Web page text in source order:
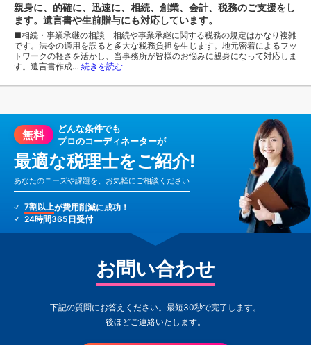
親身に、的確に、迅速に、相続、創業、会計、税務のご支援をし
ます。遺言書や生前贈与にも対応しています。
■相続・事業承継の相談 相続や事業承継に関する税務の規定はかなり複雑
です。法令の適用を誤ると多大な税務負担を生じます。地元密着によるフッ
トワークの軽さを活かし、当事務所が皆様のお悩みに親身になって対応しま
す。遺言書作成… 続きを読む
無料
どんな条件でも
プロのコーディネーターが
最適な税理士をご紹介!
あなたのニーズや課題を、お気軽にご相談ください
7割以上が費用削減に成功！
24時間365日受付
お問い合わせ
下記の質問にお答えください。最短30秒で完了します。
後ほどご連絡いたします。